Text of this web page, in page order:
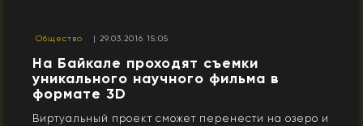
Общество | 29.03.2016 15:05
На Байкале проходят съемки
уникального научного фильма в
формате 3D
Виртуальный проект сможет перенести на озеро и